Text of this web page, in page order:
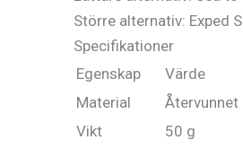
Större alternativ: Exped
Specifikationer
Egenskap
Värde
Material
Återvunnet
Vikt
50 g